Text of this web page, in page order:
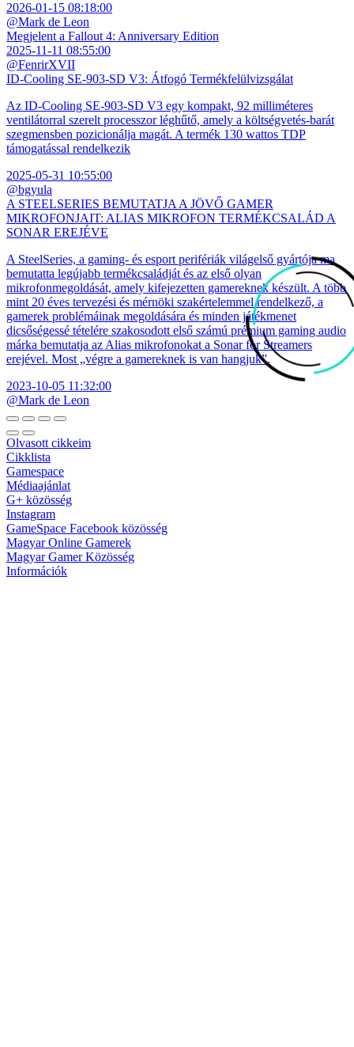
2026-01-15 08:18:00
@Mark de Leon
Megjelent a Fallout 4: Anniversary Edition
2025-11-11 08:55:00
@FenrirXVII
ID-Cooling SE-903-SD V3: Átfogó Termékfelülvizsgálat
Az ID-Cooling SE-903-SD V3 egy kompakt, 92 milliméteres
ventilátorral szerelt processzor léghűtő, amely a költségvetés-barát
szegmensben pozicionálja magát. A termék 130 wattos TDP
támogatással rendelkezik
2025-05-31 10:55:00
@bgyula
A STEELSERIES BEMUTATJA A JÖVŐ GAMER
MIKROFONJAIT: ALIAS MIKROFON TERMÉKCSALÁD A
SONAR EREJÉVE
A SteelSeries, a gaming- és esport perifériák világelső gyártója ma
bemutatta legújabb termékcsaládját és az első olyan
mikrofonmegoldását, amely kifejezetten gamereknek készült. A több
mint 20 éves tervezési és mérnöki szakértelemmel rendelkező, a
gamerek problémáinak megoldására és minden játékmenet
dicsőségessé tételére szakosodott első számú prémium gaming audio
márka bemutatja az Alias mikrofonokat a Sonar for Streamers
erejével. Most „végre a gamereknek is van hangjuk”.
2023-10-05 11:32:00
@Mark de Leon
Olvasott cikkeim
Cikklista
Gamespace
Médiaajánlat
G+ közösség
Instagram
GameSpace Facebook közösség
Magyar Online Gamerek
Magyar Gamer Közösség
Információk